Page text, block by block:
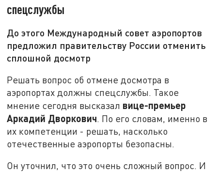
спецслужбы
До этого Международный совет аэропортов
предложил правительству России отменить
сплошной досмотр
Решать вопрос об отмене досмотра в
аэропортах должны спецслужбы. Такое
мнение сегодня высказал вице-премьер
Аркадий Дворкович. По его словам, именно в
их компетенции - решать, насколько
отечественные аэропорты безопасны.
Он уточнил, что это очень сложный вопрос. И